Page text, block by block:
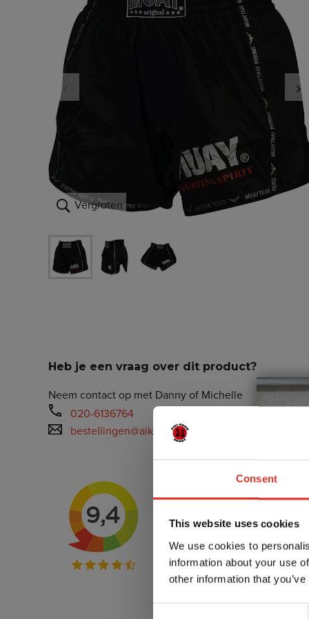
Consent
This website uses cookies
We use cookies to
information about your use
other information that
Vergroten
Heb je een vraag over dit product?
Neem contact op met Danny of Michelle
020-6136764
bestellingen@aiki-budo.nl